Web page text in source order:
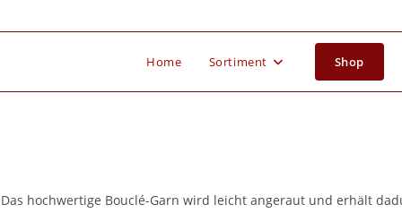
Home Sortiment Shop
Das hochwertige Bouclé-Garn wird leicht angeraut und erhält